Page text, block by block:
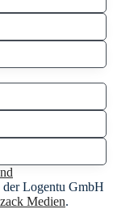
Logentu GmbH
Medien.